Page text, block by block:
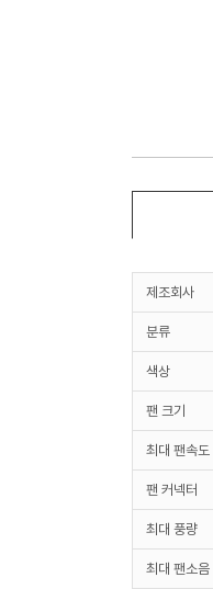
제조회사
분류
색상
팬 크기
최대 팬속도
팬 커넥터
최대 풍량
최대 팬소음